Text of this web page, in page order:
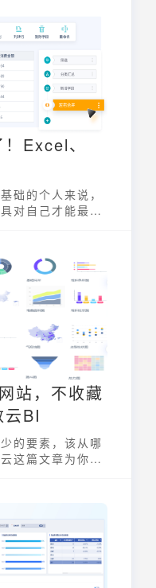
和准确性。本文
松实现一个单元
以及一些进阶用
进行数据管理。
Excel、
础的个人来说，
对自己才能最大
站，不收藏
BI
的要素，该从哪
这篇文章为你带